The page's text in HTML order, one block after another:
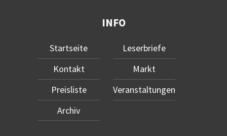
INFO
Startseite
Kontakt
Preisliste
Archiv
Leserbriefe
Markt
Veranstaltungen